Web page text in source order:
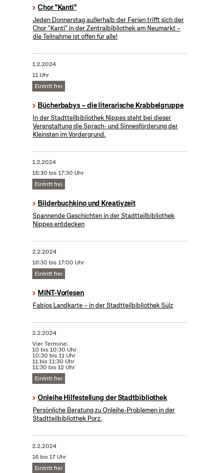
Chor "Kanti"
Jeden Donnerstag außerhalb der Ferien trifft sich der
Chor "Kanti" in der Zentralbibliothek am Neumarkt –
die Teilnahme ist offen für alle!
1.2.2024
11 Uhr
Eintritt frei
Bücherbabys – die literarische Krabbelgruppe
In der Stadtteilbibliothek Nippes steht bei dieser
Veranstaltung die Sprach- und Sinnesförderung der
Kleinsten im Vordergrund.
1.2.2024
16:30 bis 17:30 Uhr
Eintritt frei
Bilderbuchkino und Kreativzeit
Spannende Geschichten in der Stadtteilbibliothek
Nippes entdecken
2.2.2024
16:30 bis 17:00 Uhr
Eintritt frei
MINT-Vorlesen
Fabios Landkarte – in der Stadtteilbibliothek Sülz
2.2.2024
Vier Termine:
10 bis 10:30 Uhr
10:30 bis 11 Uhr
11 bis 11:30 Uhr
11:30 bis 12 Uhr
Eintritt frei
Onleihe Hilfestellung der Stadtbibliothek
Persönliche Beratung zu Onleihe-Problemen in der
Stadtteilbibliothek Porz.
2.2.2024
16 bis 17 Uhr
Eintritt frei